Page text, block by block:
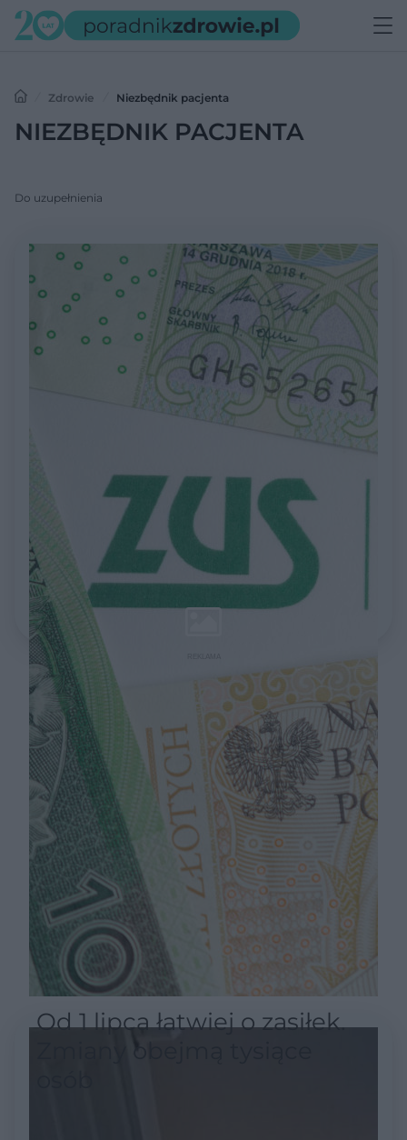
Zdrowie Niezbędnik pacjenta
NIEZBĘDNIK PACJENTA
Do uzupełnienia
Od 1 lipca łatwiej o zasiłek.